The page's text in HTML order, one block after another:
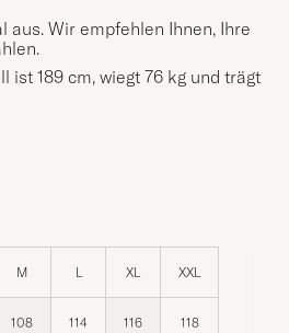
aus. Wir empfehlen Ihnen, Ihre
ist 189 cm, wiegt 76 kg und trägt
M L XL XXL
108 114 116 118